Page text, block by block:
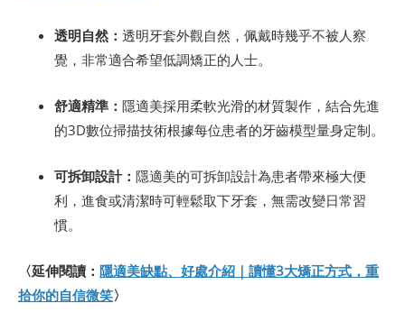
透明自然： 透明牙套外觀自然，佩戴時幾乎不被人察
覺，非常適合希望低調矯正的人士。
舒適精準： 隱適美採用柔軟光滑的材質製作，結合先進
的3D數位掃描技術根據每位患者的牙齒模型量身定制。
可拆卸設計： 隱適美的可拆卸設計為患者帶來極大便
利，進食或清潔時可輕鬆取下牙套，無需改變日常習
慣。
〈延伸閱讀： 隱適美缺點、好處介紹｜讀懂3大矯正方式，重
拾你的自信微笑〉